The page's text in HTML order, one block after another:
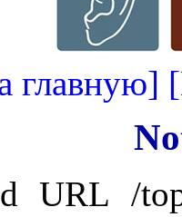
главную]
URL /